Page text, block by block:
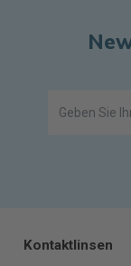
Kontaktlinsen